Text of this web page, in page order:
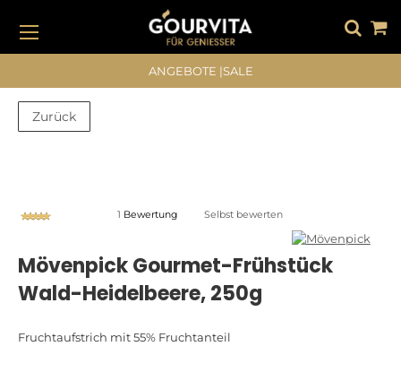
DIREKT
ZUM
INHALT
#DRÜCKEN SIE DIE EINGABETASTE, UM ZU SUCHEN
ANGEBOTE |SALE
Zurück
springen
springen
Bewertung:
80%
1 Bewertung Selbst bewerten
Mövenpick Gourmet-Frühstück
Wald-Heidelbeere, 250g
Fruchtaufstrich mit 55% Fruchtanteil